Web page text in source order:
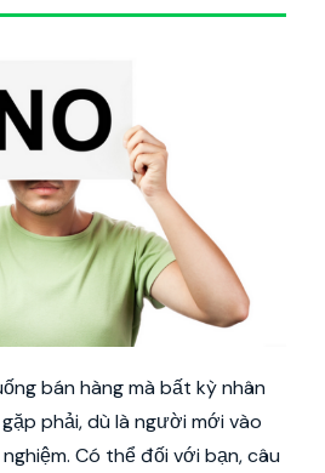
bán hàng mà bất kỳ nhân
phải, dù là người mới vào
Có thể đối với bạn, câu